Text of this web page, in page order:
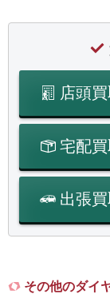
店頭買
宅配
出張
その他のダイ